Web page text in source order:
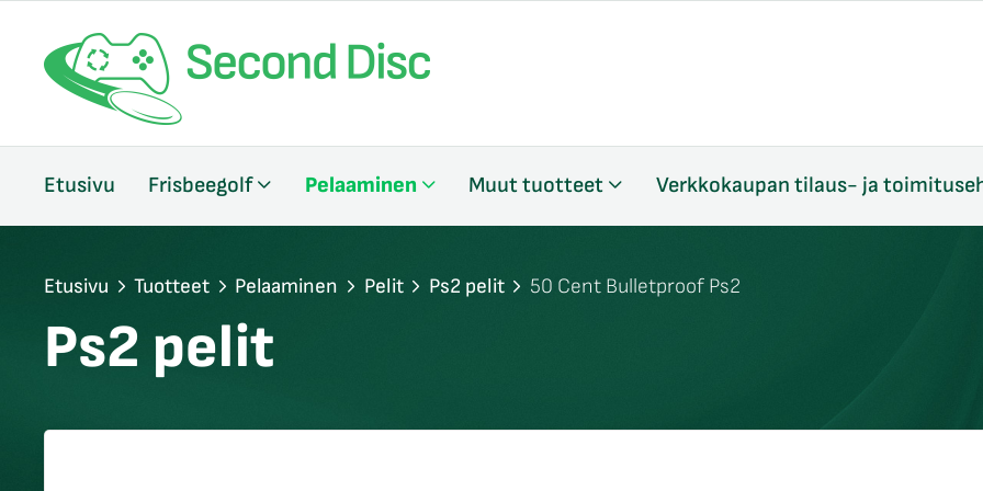
Etusivu Frisbeegolf Pelaaminen Muut tuotteet Verkkokaupan tilaus- ja
Etusivu Tuotteet Pelaaminen Pelit Ps2 pelit 50 Cent Bulletproof Ps2
Ps2 pelit
sulje
sulje
sulje